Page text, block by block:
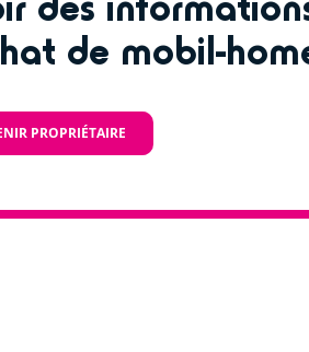
de mobil-
PROPRIÉTAIRE